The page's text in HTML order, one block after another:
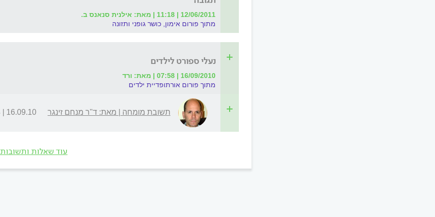
12/06/2011 | 11:18 | מאת: אילנית סנאנס ב.
מתוך פורום אימון, כושר גופני ותזונה
נעלי ספורט לילדים
16/09/2010 | 07:58 | מאת: ורד
מתוך פורום אורתופדיית ילדים
תשובת מומחה | מאת: ד"ר מנחם זינגר 16.09.10 | 09:44
עוד שאלות ותשובות